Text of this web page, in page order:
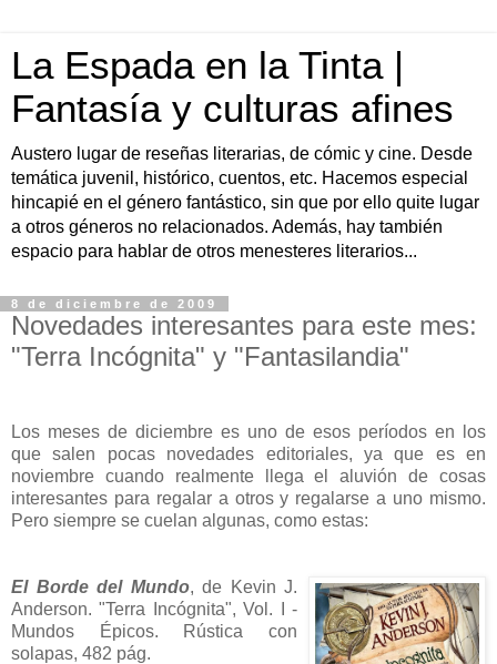
La Espada en la Tinta |
Fantasía y culturas afines
Austero lugar de reseñas literarias, de cómic y cine. Desde
temática juvenil, histórico, cuentos, etc. Hacemos especial
hincapié en el género fantástico, sin que por ello quite lugar
a otros géneros no relacionados. Además, hay también
espacio para hablar de otros menesteres literarios...
8 de diciembre de 2009
Novedades interesantes para este mes:
"Terra Incógnita" y "Fantasilandia"
Los meses de diciembre es uno de esos períodos en los
que salen pocas novedades editoriales, ya que es en
noviembre cuando realmente llega el aluvión de cosas
interesantes para regalar a otros y regalarse a uno mismo.
Pero siempre se cuelan algunas, como estas:
El Borde del Mundo, de Kevin J.
Anderson. "Terra Incógnita", Vol. I -
Mundos Épicos. Rústica con
solapas, 482 pág.